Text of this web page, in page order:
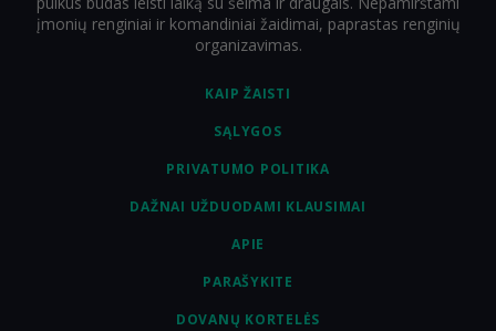
KAIP ŽAISTI
SĄLYGOS
PRIVATUMO POLITIKA
DAŽNAI UŽDUODAMI KLAUSIMAI
APIE
PARAŠYKITE
DOVANŲ KORTELĖS
įmonių renginiai ir komandiniai žaidimai, paprastas renginių
organizavimas.